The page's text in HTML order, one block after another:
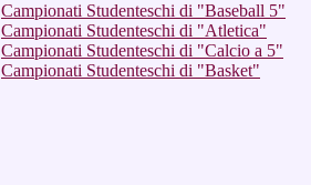
Campionati Studenteschi di "Baseball 5"
Campionati Studenteschi di "Atletica"
Campionati Studenteschi di "Calcio a 5"
Campionati Studenteschi di "Basket"